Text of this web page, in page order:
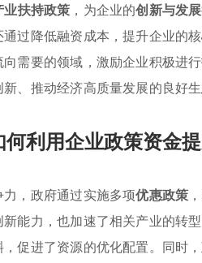
业扶持政策 ，为企业的创新与发展
过降低融资成本，提升企业的
需要的领域，激励企业积极进
、推动经济高质量发展的良好
何利用企业政策资金
，政府通过实施多项优惠政策
能力，也加速了相关产业的转
促进了资源的优化配置。同时